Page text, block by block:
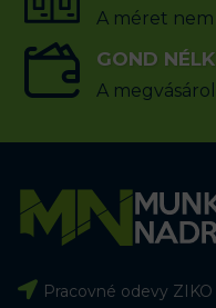
A méret
GOND
A
Pracovné odevy